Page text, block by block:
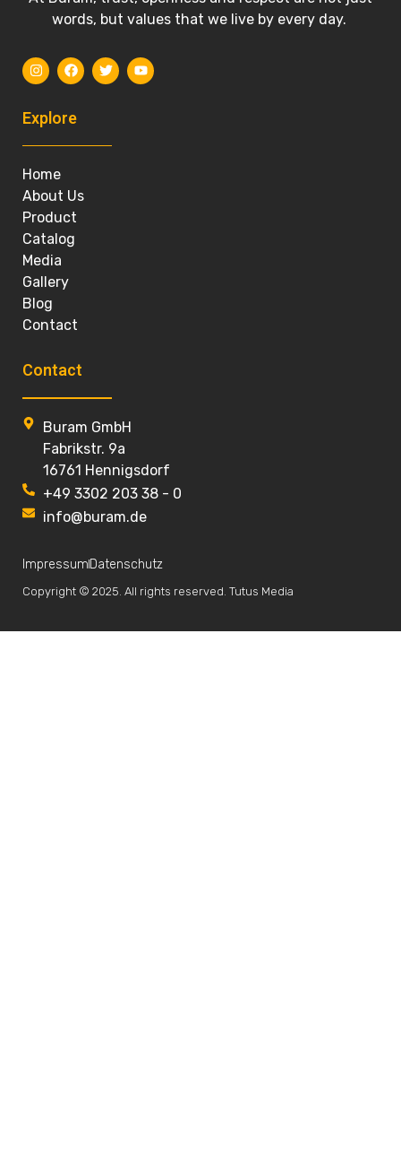
words, but values that we live by every day.
Explore
Home
About Us
Product
Catalog
Media
Gallery
Blog
Contact
Contact
Buram GmbH
Fabrikstr. 9a
16761 Hennigsdorf
+49 3302 203 38 - 0
info@buram.de
Impressum Datenschutz
Copyright © 2025. All rights reserved. Tutus Media